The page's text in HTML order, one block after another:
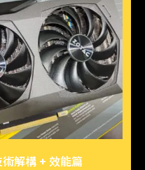
解構 + 效能篇